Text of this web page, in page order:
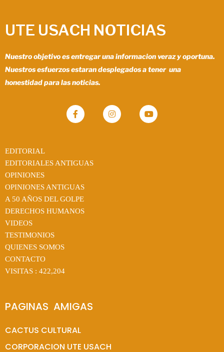
UTE USACH NOTICIAS
Nuestro objetivo es entregar una informacion veraz y oportuna.
Nuestros esfuerzos estaran desplegados a tener una
honestidad para las noticias.
EDITORIAL
EDITORIALES ANTIGUAS
OPINIONES
OPINIONES ANTIGUAS
A 50 AÑOS DEL GOLPE
DERECHOS HUMANOS
VIDEOS
TESTIMONIOS
QUIENES SOMOS
CONTACTO
VISITAS : 422,204
PAGINAS  AMIGAS
CACTUS CULTURAL
CORPORACION UTE USACH